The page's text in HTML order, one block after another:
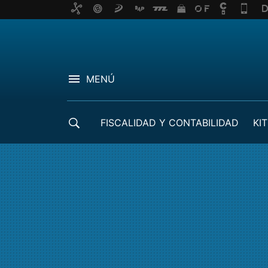
MENÚ
FISCALIDAD Y CONTABILIDAD